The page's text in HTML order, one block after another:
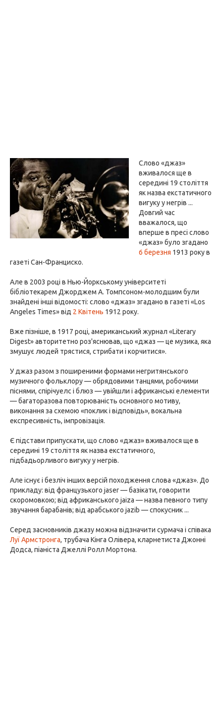
Слово «джаз»
вживалося ще в
середині 19 століття
як назва екстатичного
вигуку у негрів ...
Довгий час
вважалося, що
вперше в пресі слово
«джаз» було згадано
6 березня 1913 року в
газеті Сан-Франциско.
Але в 2003 році в Нью-Йоркському університеті
бібліотекарем Джорджем А. Томпсоном-молодшим були
знайдені інші відомості: слово «джаз» згадано в газеті «Los
Angeles Times» від 2 Квітень 1912 року.
Вже пізніше, в 1917 році, американський журнал «Literary
Digest» авторитетно роз'яснював, що «джаз — це музика, яка
змушує людей трястися, стрибати і корчитися».
У джаз разом з поширеними формами негритянського
музичного фольклору — обрядовими танцями, робочими
піснями, спірічуелс і блюз — увійшли і африканські елементи
— багаторазова повторюваність основного мотиву,
виконання за схемою «поклик і відповідь», вокальна
експресивність, імпровізація.
Є підстави припускати, що слово «джаз» вживалося ще в
середині 19 століття як назва екстатичного,
підбадьорливого вигуку у негрів.
Але існує і безліч інших версій походження слова «джаз». До
прикладу: від французького jaser — базікати, говорити
скоромовкою; від африканського jaiza — назва певного типу
звучання барабанів; від арабського jazib — спокусник ...
Серед засновників джазу можна відзначити сурмача і співака
Луї Армстронга, трубача Кінга Олівера, кларнетиста Джонні
Додса, піаніста Джеллі Ролл Мортона.